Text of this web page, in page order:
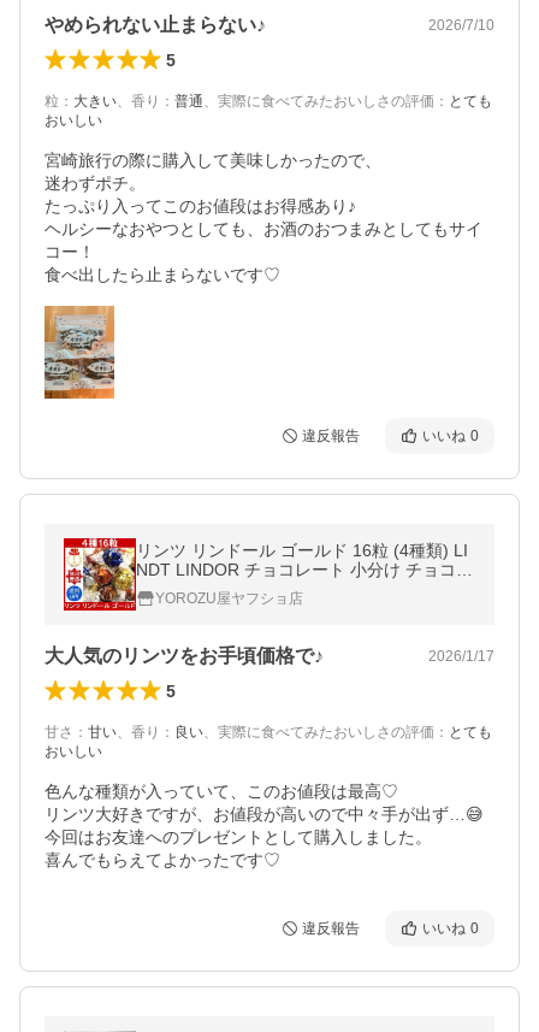
やめられない止まらない♪ 2026/7/10
5
粒 ： 大きい、 香り ： 普通、 実際に食べてみたおいしさの評価 ： とても
おいしい
宮崎旅行の際に購入して美味しかったので、
迷わずポチ。
たっぷり入ってこのお値段はお得感あり♪
ヘルシーなおやつとしても、お酒のおつまみとしてもサイ
コー！
違反報告 いいね 0
リンツ リンドール ゴールド 16粒 (4種類) LI
NDT LINDOR チョコレート 小分け チョコ
トリュフ コストコ costco ミルク ダーク ホ
ワイト ヘーゼルナッツ
YOROZU屋ヤフショ店
大人気のリンツをお手頃価格で♪ 2026/1/17
5
甘さ ： 甘い、 香り ： 良い、 実際に食べてみたおいしさの評価 ： とても
おいしい
色んな種類が入っていて、このお値段は最高♡
リンツ大好きですが、お値段が高いので中々手が出ず…😅
今回はお友達へのプレゼントとして購入しました。
喜んでもらえてよかったです♡
違反報告 いいね 0